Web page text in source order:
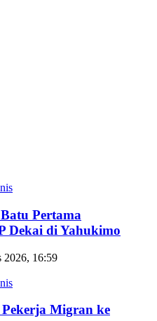
Pertama
Dekai di Yahukimo
2026, 16:59
Migran ke